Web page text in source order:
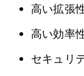
高い拡張
高い効率
セキュリ